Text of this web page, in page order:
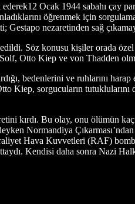
Ocak 1944 sabahı çay
öğrenmek için
nezaretinden sağ
Söz konusu kişiler orada
Otto Kiep ve von Thadden
bedenlerini ve ruhlarını
sorgucuların tutuklularını
kırdı. Bu olay, onu ölümün
Normandiya
Hava Kuvvetleri (RAF)
Kendisi daha sonra Nazi